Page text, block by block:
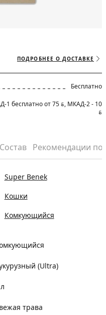
ПОДРОБНЕЕ О ДОСТАВКЕ
Бесплатно
1 бесплатно от 75 BYN, МКАД-2 - 10
BYN
Состав Рекомендации
Super Benek
Кошки
Комкующийся
(Ultra)
трава